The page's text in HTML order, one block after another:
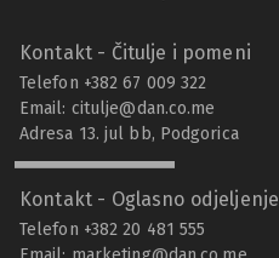
Kontakt - Čitulje i pomeni
Telefon +382 67 009 322
Email: citulje@dan.co.me
Adresa 13. jul bb, Podgorica
Kontakt - Oglasno odjeljenje
Telefon +382 20 481 555